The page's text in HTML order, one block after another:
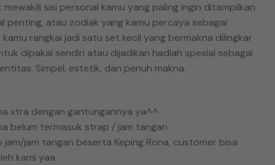
sisi personal kamu yang paling ingin ditampilkan.
penting, atau zodiak yang kamu percaya sebagai
rangkai jadi satu set kecil yang bermakna dilingkar
dipakai sendiri atau dijadikan hadiah spesial sebagai
Simpel, estetik, dan penuh makna.
xtra dengan gantungannya ya^^
belum termasuk strap / jam tangan
jam tangan beserta Keping Rona, customer bisa
kami yaa